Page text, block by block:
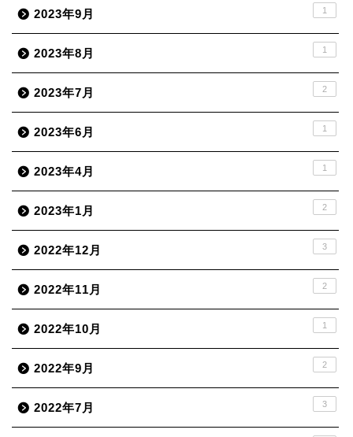
2023年9月 1
2023年8月 1
2023年7月 2
2023年6月 1
2023年4月 1
2023年1月 2
2022年12月 3
2022年11月 2
2022年10月 1
2022年9月 2
2022年7月 3